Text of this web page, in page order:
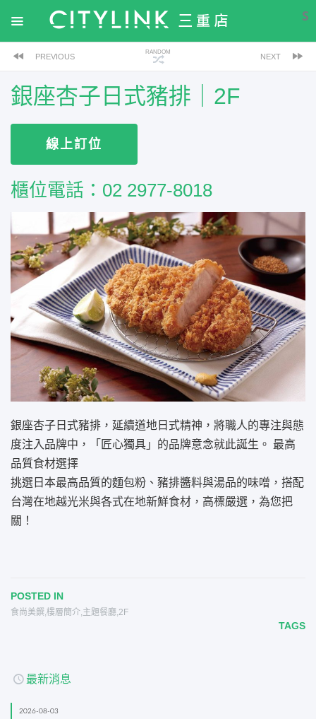
S
PREVIOUS
RANDOM
NEXT
銀座杏子日式豬排｜2F
線上訂位
櫃位電話： 02 2977-8018
銀座杏子日式豬排，延續道地日式精神，將職人的專注與態
度注入品牌中，「匠心獨具」的品牌意念就此誕生。 最高
品質食材選擇
挑選日本最高品質的麵包粉、豬排醬料與湯品的味噌，搭配
台灣在地越光米與各式在地新鮮食材，高標嚴選，為您把
關！
POSTED IN
食尚美饌,樓層簡介,主題餐廳,2F
TAGS
最新消息
2026-08-03